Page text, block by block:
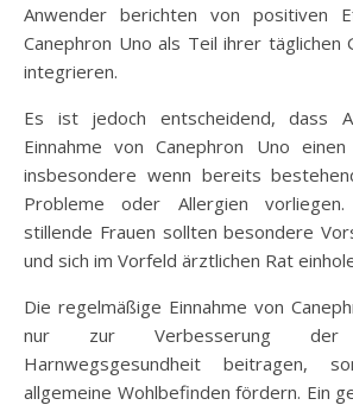
Anwender berichten von positiven
Canephron Uno als Teil ihrer täglichen
integrieren.
Es ist jedoch entscheidend, dass
Einnahme von Canephron Uno
insbesondere wenn bereits
Probleme oder Allergien vorliegen.
stillende Frauen sollten besondere
und sich im Vorfeld ärztlichen Rat
Die regelmäßige Einnahme von
nur zur Verbesserung
Harnwegsgesundheit beitragen,
allgemeine Wohlbefinden fördern. Ein